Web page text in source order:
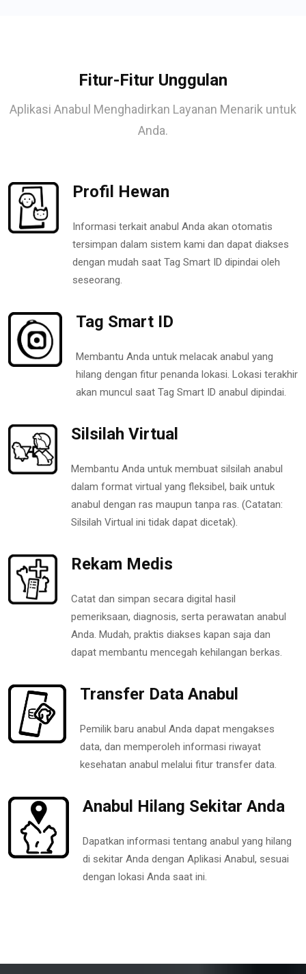
Fitur-Fitur Unggulan
Aplikasi Anabul Menghadirkan Layanan Menarik untuk
Anda.
Profil Hewan
Informasi terkait anabul Anda akan otomatis
tersimpan dalam sistem kami dan dapat diakses
dengan mudah saat Tag Smart ID dipindai oleh
seseorang.
Tag Smart ID
Membantu Anda untuk melacak anabul yang
hilang dengan fitur penanda lokasi. Lokasi terakhir
akan muncul saat Tag Smart ID anabul dipindai.
Silsilah Virtual
Membantu Anda untuk membuat silsilah anabul
dalam format virtual yang fleksibel, baik untuk
anabul dengan ras maupun tanpa ras. (Catatan:
Silsilah Virtual ini tidak dapat dicetak).
Rekam Medis
Catat dan simpan secara digital hasil
pemeriksaan, diagnosis, serta perawatan anabul
Anda. Mudah, praktis diakses kapan saja dan
dapat membantu mencegah kehilangan berkas.
Transfer Data Anabul
Pemilik baru anabul Anda dapat mengakses
data, dan memperoleh informasi riwayat
kesehatan anabul melalui fitur transfer data.
Anabul Hilang Sekitar Anda
Dapatkan informasi tentang anabul yang hilang
di sekitar Anda dengan Aplikasi Anabul, sesuai
dengan lokasi Anda saat ini.